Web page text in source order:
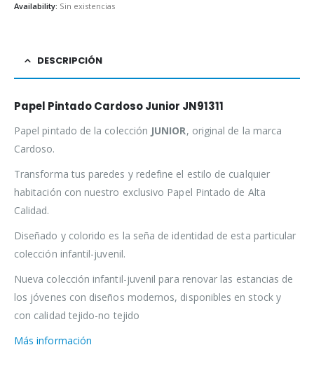
Availability: Sin existencias
DESCRIPCIÓN
Papel Pintado Cardoso Junior JN91311
Papel pintado de la colección JUNIOR, original de la marca
Cardoso.
Transforma tus paredes y redefine el estilo de cualquier
habitación con nuestro exclusivo Papel Pintado de Alta
Calidad.
Diseñado y colorido es la seña de identidad de esta particular
colección infantil-juvenil.
Nueva colección infantil-juvenil para renovar las estancias de
los jóvenes con diseños modernos, disponibles en stock y
con calidad tejido-no tejido
Más información